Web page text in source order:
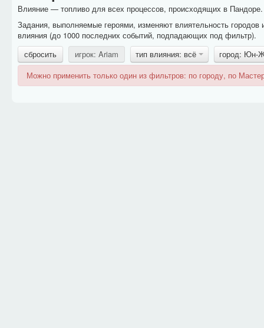
Влияние — топливо для всех процессов, происходящих в
Задания, выполняемые героями, изменяют влиятельность
влияния (до 1000 последних событий, подпадающих под фильтр).
сбросить
игрок: Ariam тип влияния: всё
город: Юн-
Можно применить только один из фильтров: по городу, по